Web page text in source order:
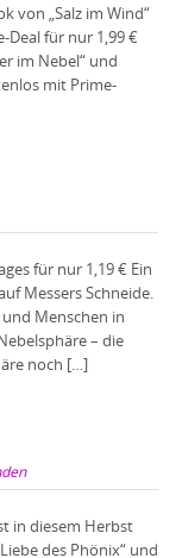
von „Salz im Wind“
Deal für nur 1,99 €
im Nebel“ und
mit Prime-
für nur 1,19 € Ein
Messers Schneide.
und Menschen in
– die
noch […]
in diesem Herbst
des Phönix“ und